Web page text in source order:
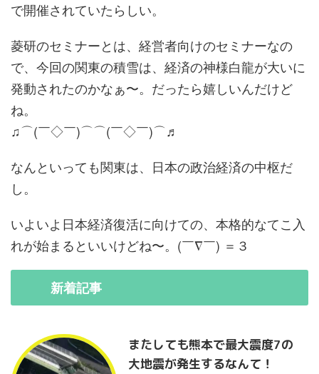
で開催されていたらしい。
菱研のセミナーとは、経営者向けのセミナーなの
で、今回の関東の積雪は、経済の神様白龍が大いに
発動されたのかなぁ〜。だったら嬉しいんだけど
ね。
♫⌒(￣◇￣)⌒⌒(￣◇￣)⌒♬
なんといっても関東は、日本の政治経済の中枢だ
し。
いよいよ日本経済復活に向けての、本格的なてこ入
れが始まるといいけどね〜。(￣∇￣) ＝３
新着記事
またしても熊本で最大震度7の
大地震が発生するなんて！